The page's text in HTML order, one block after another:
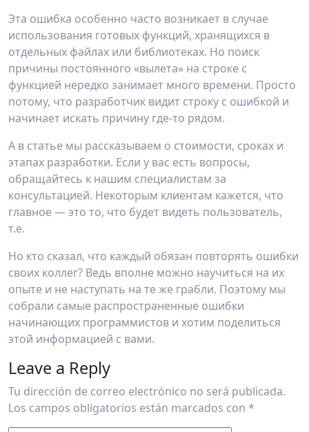
Эта ошибка особенно часто возникает в случае
использования готовых функций, хранящихся в
отдельных файлах или библиотеках. Но поиск
причины постоянного «вылета» на строке с
функцией нередко занимает много времени. Просто
потому, что разработчик видит строку с ошибкой и
начинает искать причину где-то рядом.
А в статье мы рассказываем о стоимости, сроках и
этапах разработки. Если у вас есть вопросы,
обращайтесь к нашим специалистам за
консультацией. Некоторым клиентам кажется, что
главное — это то, что будет видеть пользователь,
т.е.
Но кто сказал, что каждый обязан повторять ошибки
своих коллег? Ведь вполне можно научиться на их
опыте и не наступать на те же грабли. Поэтому мы
собрали самые распространенные ошибки
начинающих программистов и хотим поделиться
этой информацией с вами.
Leave a Reply
Tu dirección de correo electrónico no será publicada.
Los campos obligatorios están marcados con *